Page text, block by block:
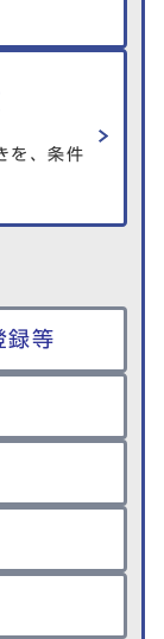
を、条件
録等